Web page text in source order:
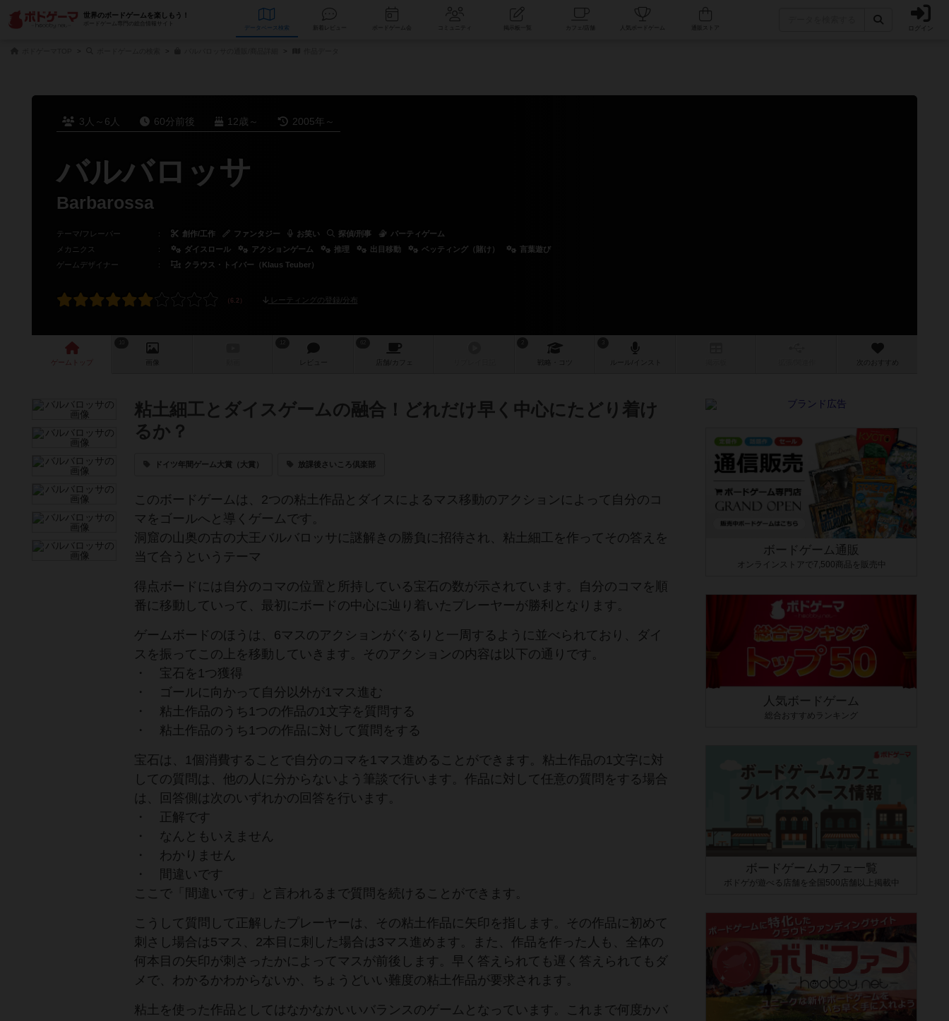
世界のボードゲームを楽しもう！
ボードゲーム専門の総合情報サイト
データベース コミュニティ 人気ボードゲーム ログイン
3人～6人 60分前後 12歳～ 2005年～
バルバロッサ
Barbarossa
テーマ/フレーバー ： 創作/工作 ファンタジー お笑い 探偵/刑事
パーティゲーム
メカニクス
： ダイスロール アクションゲーム 推理 出目移動 ベッティング（賭け）
言葉遊び
ゲームデザイナー
： クラウス・トイバー（Klaus Teuber）
レーティングの登録/分布
ゲーム 画像 レビュー 店舗/ カフェ 戦略 次のおすすめ
粘土細工とダイスゲームの融合！どれだけ早く中心にたどり着け
るか？
ドイツ年間ゲーム大賞（大賞） 放課後さいころ倶楽部
このボードゲームは、2つの粘土作品とダイスによるマス移動のアクションによって自分のコ
マをゴールへと導くゲームです。
洞窟の山奥の古の大王バルバロッサに謎解きの勝負に招待され、粘土細工を作ってその答えを
当て合うというテーマ
得点ボードには自分のコマの位置と所持している宝石の数が示されています。自分のコマを順
番に移動していって、最初にボードの中心に辿り着いたプレーヤーが勝利となります。
ゲームボードのほうは、6マスのアクションがぐるりと一周するように並べられており、ダイ
スを振ってこの上を移動していきます。そのアクションの内容は以下の通りです。
・ 宝石を1つ獲得
・ ゴールに向かって自分以外が1マス進む
・ 粘土作品のうち1つの作品の1文字を質問する
・ 粘土作品のうち1つの作品に対して質問をする
宝石は、1個消費することで自分のコマを1マス進めることができます。粘土作品の1文字に対
しての質問は、他の人に分からないよう筆談で行います。作品に対して任意の質問をする場合
は、回答側は次のいずれかの回答を行います。
・ 正解です
・ なんともいえません
・ わかりません
・ 間違いです
ここで「間違いです」と言われるまで質問を続けることができます。
こうして質問して正解したプレーヤーは、その粘土作品に矢印を指します。その作品に初めて
刺さし場合は5マス、2本目に刺した場合は3マス進めます。また、作品を作った人も、全体の
何本目の矢印が刺さったかによってマスが前後します。早く答えられても遅く答えられてもダ
メで、わかるかわからないか、ちょうどいい難度の粘土作品が要求されます。
粘土を使った作品としてはなかなかいいバランスのゲームとなっています。これまで何度かバ
ボードゲーム通販
オンラインストアで7,500商品を販売中
人気ボードゲーム
総合おすすめランキング
ボードゲームカフェ一覧
ボドゲが遊べる店舗を全国500店舗以上掲載中